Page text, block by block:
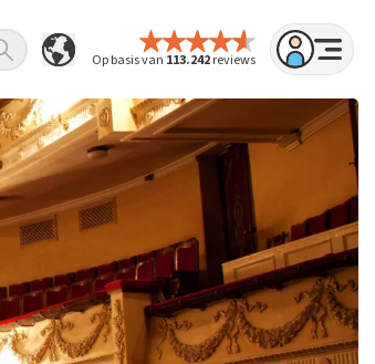
Op basis van 113.242reviews